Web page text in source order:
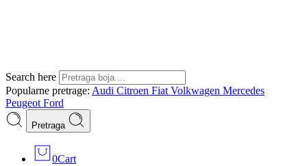
Search here
Popularne pretrage: Audi Citroen Fiat Volkwagen Mercedes
Peugeot Ford
Pretraga
0Cart